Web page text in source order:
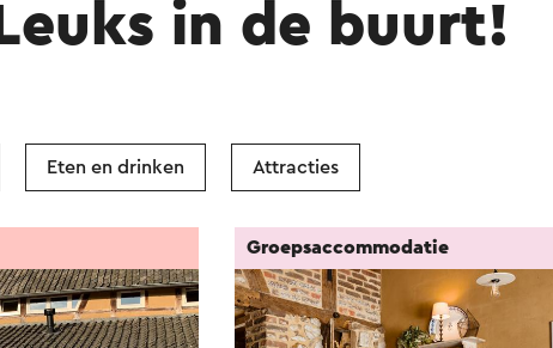
Leuks in de buurt!
Eten en drinken Attracties
Groepsaccommodatie